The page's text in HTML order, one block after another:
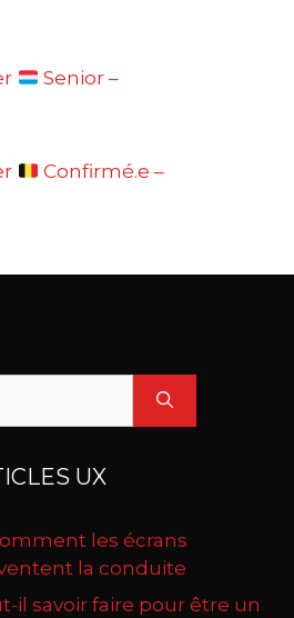
Senior –
Confirmé.e –
UX
les écrans
la conduite
il savoir faire pour être un